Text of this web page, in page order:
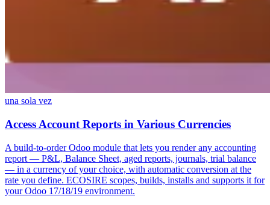
una sola vez
Access Account Reports in Various Currencies
A build-to-order Odoo module that lets you render any accounting
report — P&L, Balance Sheet, aged reports, journals, trial balance
— in a currency of your choice, with automatic conversion at the
rate you define. ECOSIRE scopes, builds, installs and supports it for
your Odoo 17/18/19 environment.